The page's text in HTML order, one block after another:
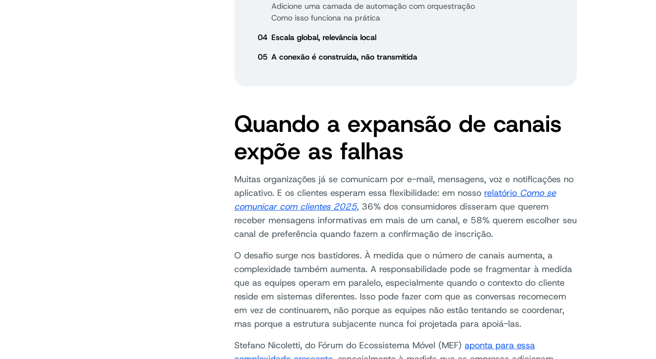
Adicione uma camada de automação com orquestração
Como isso funciona na prática
04 Escala global, relevância local
05 A conexão é construída, não transmitida
Quando a expansão de canais
expõe as falhas
Muitas organizações já se comunicam por e-mail, mensagens, voz e notificações no
aplicativo. E os clientes esperam essa flexibilidade: em nosso relatório Como se
comunicar com clientes 2025, 36% dos consumidores disseram que querem
receber mensagens informativas em mais de um canal, e 58% querem escolher seu
canal de preferência quando fazem a confirmação de inscrição.
O desafio surge nos bastidores. À medida que o número de canais aumenta, a
complexidade também aumenta. A responsabilidade pode se fragmentar à medida
que as equipes operam em paralelo, especialmente quando o contexto do cliente
reside em sistemas diferentes. Isso pode fazer com que as conversas recomecem
em vez de continuarem, não porque as equipes não estão tentando se coordenar,
mas porque a estrutura subjacente nunca foi projetada para apoiá-las.
Stefano Nicoletti, do Fórum do Ecossistema Móvel (MEF) aponta para essa